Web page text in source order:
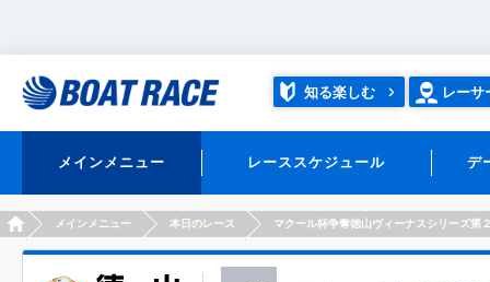
知る楽しむ レーサ
メインメニュー レーススケジュール デ
HOMEメインメニュー 本日のレース マクール杯争奪徳山ヴィーナスシリーズ第